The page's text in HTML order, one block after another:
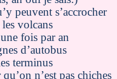
peuvent s’accrocher
volcans
fois par an
d’autobus
terminus
n’est pas chiches